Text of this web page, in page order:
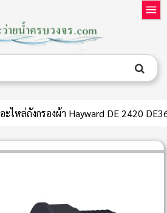
อะไหล่ถังกรองผ้า Hayward DE 2420